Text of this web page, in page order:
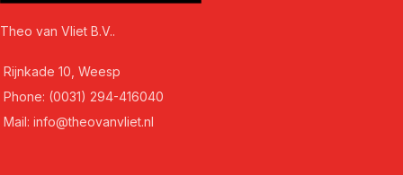
Theo van Vliet B.V..
Rijnkade 10, Weesp
Phone: (0031) 294-416040
Mail: info@theovanvliet.nl